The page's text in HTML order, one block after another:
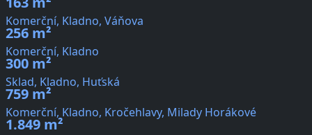
Komerční, Kladno, Váňova
256 m²
Komerční, Kladno
300 m²
Sklad, Kladno, Huťská
759 m²
Komerční, Kladno, Kročehlavy, Milady Horákové
1.849 m²